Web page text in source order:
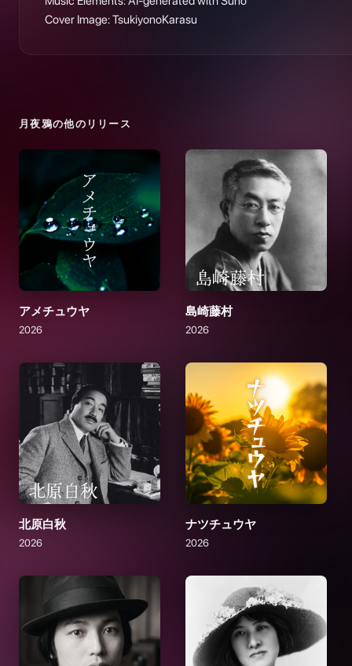
Cover Image: TsukiyonoKarasu
月夜鴉の他のリリース
アメチュウヤ
2026
島崎藤村
2026
北原白秋
2026
ナツチュウヤ
2026